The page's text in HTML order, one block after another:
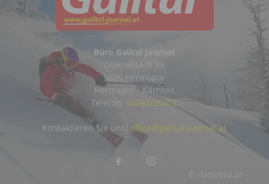
Büro Gailtal Journal
Obervellach 99
9620 Hermagor
Hermagor - Kärnten
Telefon: 04282/20472
© nassfeld.at
Kontaktieren Sie uns: office@gailtal-journal.at